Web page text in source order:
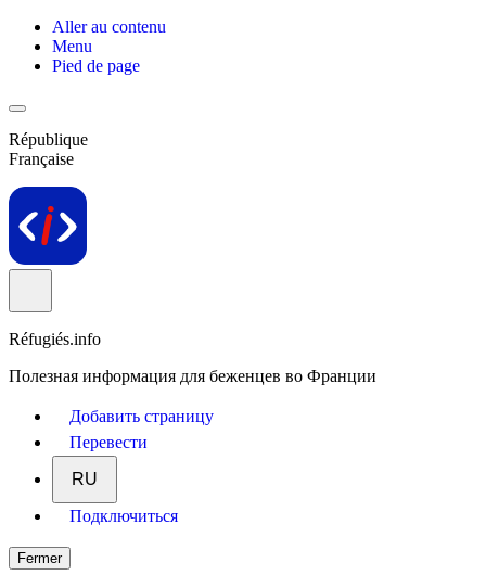
Aller au contenu
Menu
Pied de page
République
Française
Réfugiés.info
Полезная информация для беженцев во Франции
Добавить страницу
Перевести
RU
Подключиться
Fermer